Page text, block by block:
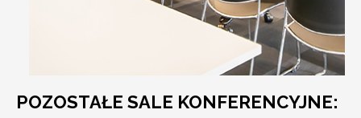
POZOSTAŁE SALE KONFERENCYJNE: